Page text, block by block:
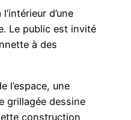
d’une
Le public est invité
à des
l’espace, une
grillagée dessine
construction